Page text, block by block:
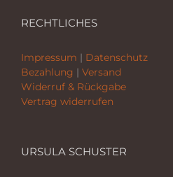
RECHTLICHES
Impressum | Datenschutz
Bezahlung | Versand
Widerruf & Rückgabe
Vertrag widerrufen
URSULA SCHUSTER